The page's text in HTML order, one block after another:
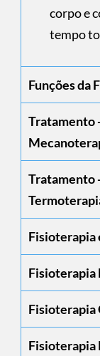
corpo e
tempo
Funções da
Tratamento
Tratamento
Fisioterapia
Fisioterapia
Fisioterapia
Fisioterapia